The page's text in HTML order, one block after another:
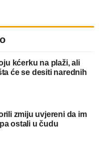
kćerku na plaži, ali
će se desiti narednih
zmiju uvjereni da im
ostali u čudu